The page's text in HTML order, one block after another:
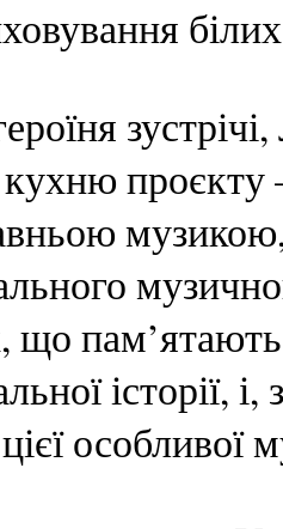
проєкту
що
історії,
особливої